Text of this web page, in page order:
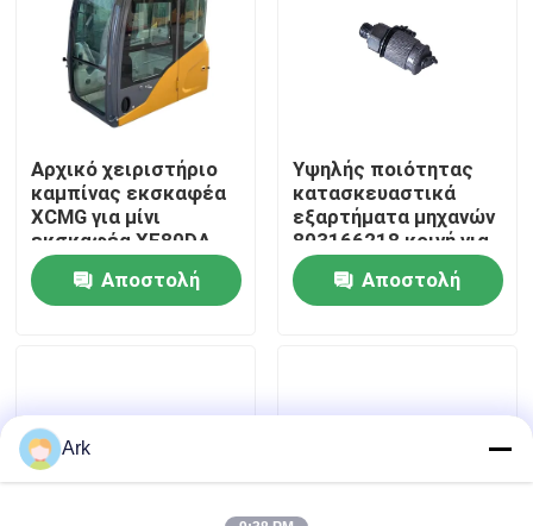
Γύρος εργοστασίων
Ποιοτικός έλεγχος
επαφή
Νέα
Ανταλλακτικά Liugong
Ανταλλακτικά Cummins
Αρχικό χειριστήριο
καμπίνας εκσκαφέα
XCMG για μίνι
εκσκαφέα XE80DA
Συντήρηση
Αποστολή
Υψηλής ποιότητας
κατασκευαστικά
εξαρτήματα μηχανών
803166218 κοινή για
XCMG
Αποστολή
Ark